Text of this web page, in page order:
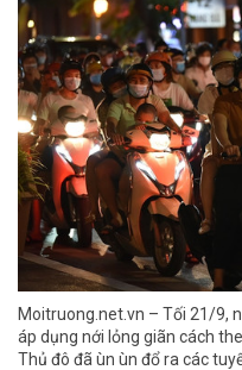
Moitruong.net.vn – Tối 21/9,
áp dụng nới lỏng giãn cách
Thủ đô đã ùn ùn đổ ra các